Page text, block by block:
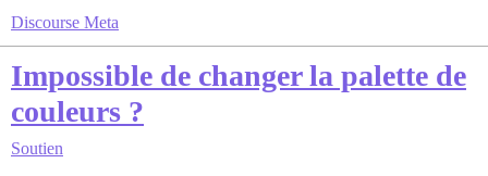
Discourse Meta
Impossible de changer la palette de
couleurs ?
Soutien